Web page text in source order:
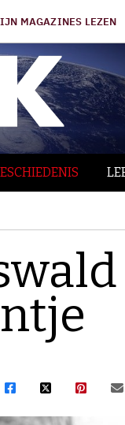
MAGAZINES LEZEN